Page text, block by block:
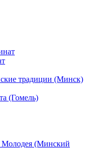
традиции (Минск)
(Гомель)
(Минский